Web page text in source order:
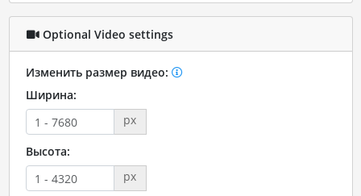
Optional Video settings
Изменить размер видео:
Ширина:
px
Высота:
px